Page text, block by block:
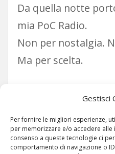
Gestisci
Per fornire le migliori esperienze,
per memorizzare e/o accedere
consenso a queste tecnologie ci
comportamento di navigazione o
Da quella notte
mia PoC Radio.
Non per nostalgia.
Ma per scelta.
Sei pronto a trovare